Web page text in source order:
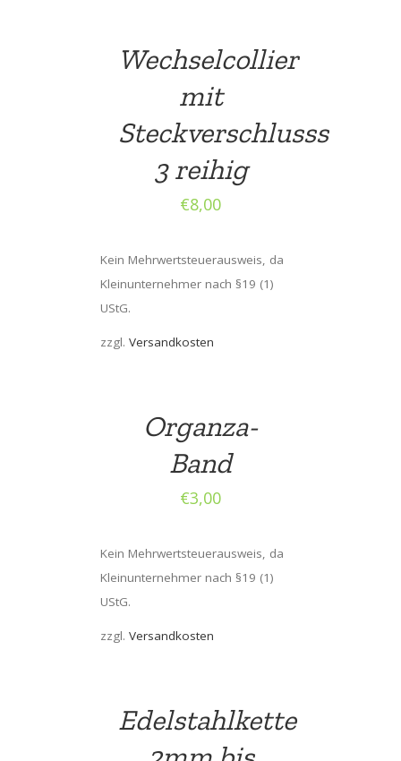
Wechselcollier
mit
Steckverschlusss
3 reihig
€8,00
Kein Mehrwertsteuerausweis, da
Kleinunternehmer nach §19 (1)
UStG.
zzgl. Versandkosten
Organza-
Band
€3,00
Kein Mehrwertsteuerausweis, da
Kleinunternehmer nach §19 (1)
UStG.
zzgl. Versandkosten
Edelstahlkette